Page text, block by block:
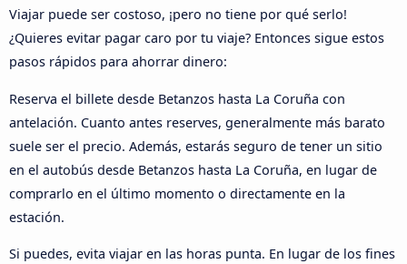
Viajar puede ser costoso, ¡pero no tiene por qué serlo!
¿Quieres evitar pagar caro por tu viaje? Entonces sigue estos
pasos rápidos para ahorrar dinero:
Reserva el billete desde Betanzos hasta La Coruña con
antelación. Cuanto antes reserves, generalmente más barato
suele ser el precio. Además, estarás seguro de tener un sitio
en el autobús desde Betanzos hasta La Coruña, en lugar de
comprarlo en el último momento o directamente en la
estación.
Si puedes, evita viajar en las horas punta. En lugar de los fines